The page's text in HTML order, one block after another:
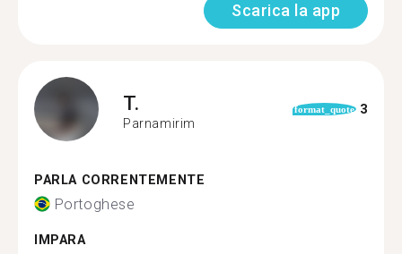
Scarica la app
T.
Parnamirim
format_quote 3
PARLA CORRENTEMENTE
Portoghese
IMPARA